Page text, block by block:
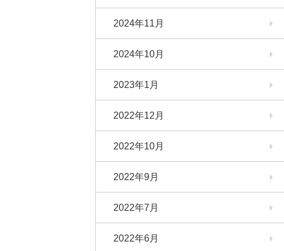
2024年11月
2024年10月
2023年1月
2022年12月
2022年10月
2022年9月
2022年7月
2022年6月